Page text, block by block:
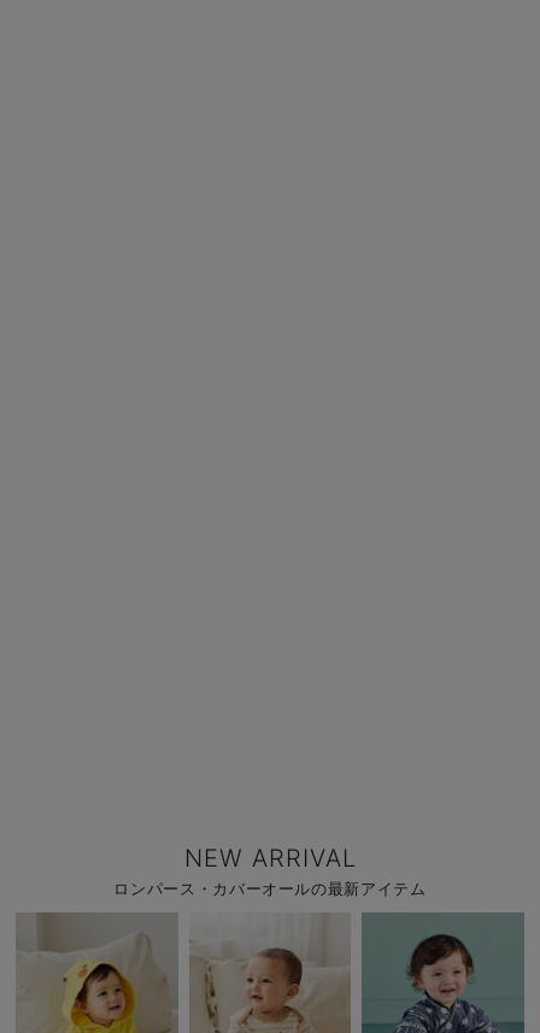
NEW ARRIVAL
ロンパース・カバーオールの最新アイテム